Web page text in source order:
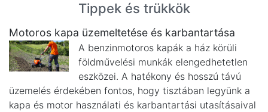
Tippek és trükkök
Motoros kapa üzemeltetése és karbantartása
A benzinmotoros kapák a ház körüli
földművelési munkák elengedhetetlen
eszközei. A hatékony és hosszú távú
üzemelés érdekében fontos, hogy tisztában legyünk a
kapa és motor használati és karbantartási utasításaival